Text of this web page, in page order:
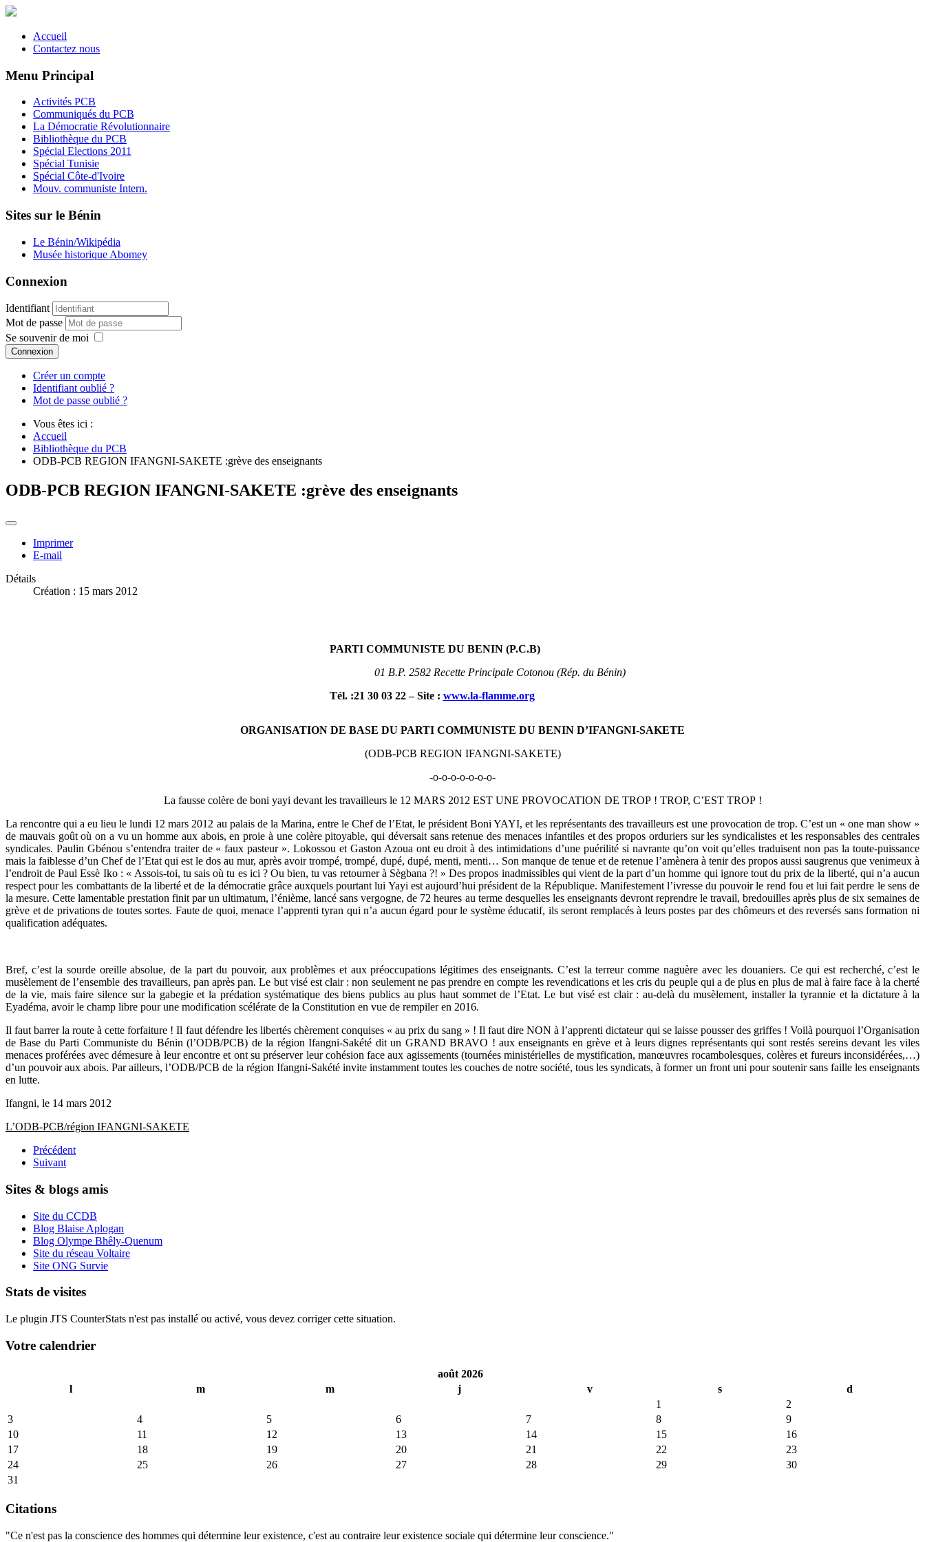
Accueil
Contactez nous
Menu Principal
Activités PCB
Communiqués du PCB
La Démocratie Révolutionnaire
Bibliothèque du PCB
Spécial Elections 2011
Spécial Tunisie
Spécial Côte-d'Ivoire
Mouv. communiste Intern.
Sites sur le Bénin
Le Bénin/Wikipédia
Musée historique Abomey
Connexion
Identifiant
Mot de passe
Se souvenir de moi
Connexion
Créer un compte
Identifiant oublié ?
Mot de passe oublié ?
Vous êtes ici :
Accueil
Bibliothèque du PCB
ODB-PCB REGION IFANGNI-SAKETE :grève des enseignants
ODB-PCB REGION IFANGNI-SAKETE :grève des enseignants
Imprimer
E-mail
Détails
Création : 15 mars 2012
PARTI COMMUNISTE DU BENIN (P.C.B)
01 B.P. 2582 Recette Principale Cotonou (Rép. du Bénin)
Tél. :21 30 03 22 – Site : www.la-flamme.org
ORGANISATION DE BASE DU PARTI COMMUNISTE DU BENIN D’IFANGNI-SAKETE
(ODB-PCB REGION IFANGNI-SAKETE)
-o-o-o-o-o-o-o-
La fausse colère de boni yayi devant les travailleurs le 12 MARS 2012 EST UNE PROVOCATION DE TROP ! TROP, C’EST TROP !
La rencontre qui a eu lieu le lundi 12 mars 2012 au palais de la Marina, entre le Chef de l’Etat, le président Boni YAYI, et les représentants des travailleurs est une provocation de trop. C’est un « one man show »
de mauvais goût où on a vu un homme aux abois, en proie à une colère pitoyable, qui déversait sans retenue des menaces infantiles et des propos orduriers sur les syndicalistes et les responsables des centrales
syndicales. Paulin Gbénou s’entendra traiter de « faux pasteur ». Lokossou et Gaston Azoua ont eu droit à des intimidations d’une puérilité si navrante qu’on voit qu’elles traduisent non pas la toute-puissance
mais la faiblesse d’un Chef de l’Etat qui est le dos au mur, après avoir trompé, trompé, dupé, dupé, menti, menti… Son manque de tenue et de retenue l’amènera à tenir des propos aussi saugrenus que venimeux à
l’endroit de Paul Essè Iko : « Assois-toi, tu sais où tu es ici ? Ou bien, tu vas retourner à Sègbana ?! » Des propos inadmissibles qui vient de la part d’un homme qui ignore tout du prix de la liberté, qui n’a aucun
respect pour les combattants de la liberté et de la démocratie grâce auxquels pourtant lui Yayi est aujourd’hui président de la République. Manifestement l’ivresse du pouvoir le rend fou et lui fait perdre le sens de
la mesure. Cette lamentable prestation finit par un ultimatum, l’énième, lancé sans vergogne, de 72 heures au terme desquelles les enseignants devront reprendre le travail, bredouilles après plus de six semaines de
grève et de privations de toutes sortes. Faute de quoi, menace l’apprenti tyran qui n’a aucun égard pour le système éducatif, ils seront remplacés à leurs postes par des chômeurs et des reversés sans formation ni
qualification adéquates.
Bref, c’est la sourde oreille absolue, de la part du pouvoir, aux problèmes et aux préoccupations légitimes des enseignants. C’est la terreur comme naguère avec les douaniers. Ce qui est recherché, c’est le
musèlement de l’ensemble des travailleurs, pan après pan. Le but visé est clair : non seulement ne pas prendre en compte les revendications et les cris du peuple qui a de plus en plus de mal à faire face à la cherté
de la vie, mais faire silence sur la gabegie et la prédation systématique des biens publics au plus haut sommet de l’Etat. Le but visé est clair : au-delà du musèlement, installer la tyrannie et la dictature à la
Eyadéma, avoir le champ libre pour une modification scélérate de la Constitution en vue de rempiler en 2016.
Il faut barrer la route à cette forfaiture ! Il faut défendre les libertés chèrement conquises « au prix du sang » ! Il faut dire NON à l’apprenti dictateur qui se laisse pousser des griffes ! Voilà pourquoi l’Organisation
de Base du Parti Communiste du Bénin (l’ODB/PCB) de la région Ifangni-Sakété dit un GRAND BRAVO ! aux enseignants en grève et à leurs dignes représentants qui sont restés sereins devant les viles
menaces proférées avec démesure à leur encontre et ont su préserver leur cohésion face aux agissements (tournées ministérielles de mystification, manœuvres rocambolesques, colères et fureurs inconsidérées,…)
d’un pouvoir aux abois. Par ailleurs, l’ODB/PCB de la région Ifangni-Sakété invite instamment toutes les couches de notre société, tous les syndicats, à former un front uni pour soutenir sans faille les enseignants
en lutte.
Ifangni, le 14 mars 2012
L’ODB-PCB/région IFANGNI-SAKETE
Précédent
Suivant
Sites & blogs amis
Site du CCDB
Blog Blaise Aplogan
Blog Olympe Bhêly-Quenum
Site du réseau Voltaire
Site ONG Survie
Stats de visites
Le plugin JTS CounterStats n'est pas installé ou activé, vous devez corriger cette situation.
Votre calendrier
août 2026
l
m m j v s
d
1
2
3
4 5 6 7 8
9
10
11 12 13 14 15
16
17
18 19 20 21 22
23
24
25 26 27 28 29
30
31
Citations
"Ce n'est pas la conscience des hommes qui détermine leur existence, c'est au contraire leur existence sociale qui détermine leur conscience."